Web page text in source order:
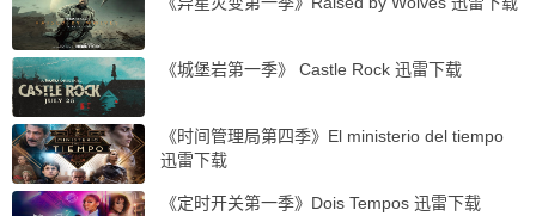
《城堡岩第一季》 Castle Rock 迅雷下载
《时间管理局第四季》El ministerio del tiempo
迅雷下载
《定时开关第一季》Dois Tempos 迅雷下载